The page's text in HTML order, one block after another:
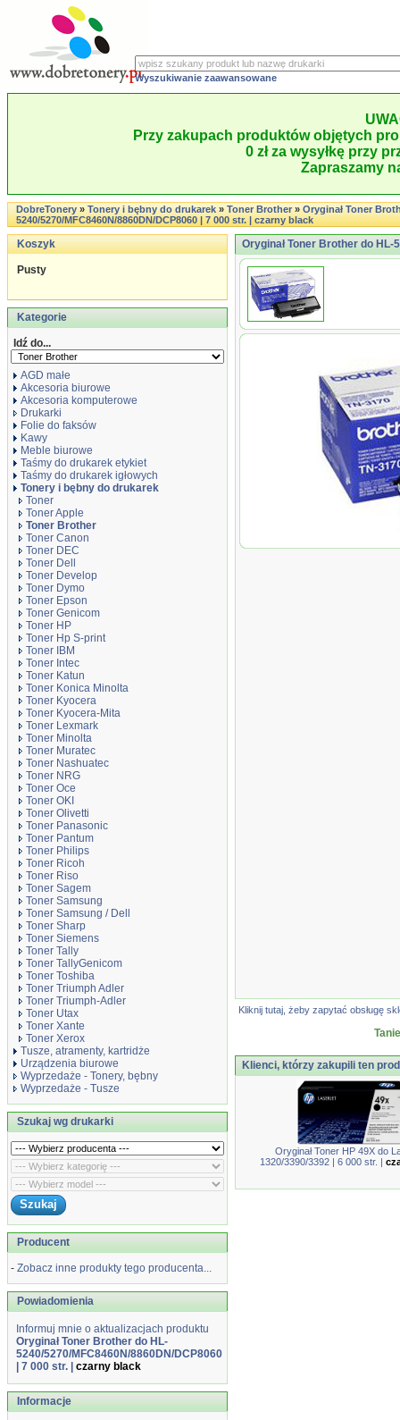
Wyszukiwanie zaawansowane
Przy zakupach produktów objętych
0 zł za wysyłkę przy
Zapraszamy
DobreTonery»Tonery i bębny do drukarek»Toner Brother»Oryginał Toner
5240/5270/MFC8460N/8860DN/DCP8060 | 7 000 str. | czarny black
Koszyk
Pusty
Kategorie
Idź do...
AGD małe
Akcesoria biurowe
Akcesoria komputerowe
Drukarki
Folie do faksów
Kawy
Meble biurowe
Taśmy do drukarek etykiet
Taśmy do drukarek igłowych
Tonery i bębny do drukarek
Toner
Toner Apple
Toner Brother
Toner Canon
Toner DEC
Toner Dell
Toner Develop
Toner Dymo
Toner Epson
Toner Genicom
Toner HP
Toner Hp S-print
Toner IBM
Toner Intec
Toner Katun
Toner Konica Minolta
Toner Kyocera
Toner Kyocera-Mita
Toner Lexmark
Toner Minolta
Toner Muratec
Toner Nashuatec
Toner NRG
Toner Oce
Toner OKI
Toner Olivetti
Toner Panasonic
Toner Pantum
Toner Philips
Toner Ricoh
Toner Riso
Toner Sagem
Toner Samsung
Toner Samsung / Dell
Toner Sharp
Toner Siemens
Toner Tally
Toner TallyGenicom
Toner Toshiba
Toner Triumph Adler
Toner Triumph-Adler
Toner Utax
Toner Xante
Toner Xerox
Tusze, atramenty, kartridże
Urządzenia biurowe
Wyprzedaże - Tonery, bębny
Wyprzedaże - Tusze
Szukaj wg drukarki
Producent
- Zobacz inne produkty tego producenta...
Powiadomienia
Informuj mnie o aktualizacjach produktu
Oryginał Toner Brother do HL-
5240/5270/MFC8460N/8860DN/DCP8060
| 7 000 str. | czarny black
Informacje
Oryginał Toner Brother do HL-
Oryginał Toner
Kliknij tutaj, żeby zapytać obsługę
Klienci, którzy zakupili ten
Oryginał Toner HP 49X do
1320/3390/3392 | 6 000 str. |